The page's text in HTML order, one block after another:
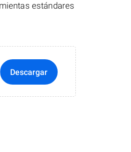
estándares
Descargar